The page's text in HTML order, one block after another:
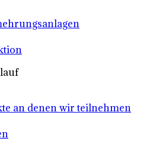
an denen wir teilnehmen